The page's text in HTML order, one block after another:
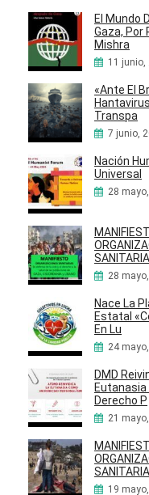
El Mundo
Gaza, Por
Mishra
11 junio,
«Ante El
Transpa
7 junio,
Nación
Universal
28
28
Nace La
Estatal
En Lu
24
DMD
Eutanasia
Derecho P
21
19